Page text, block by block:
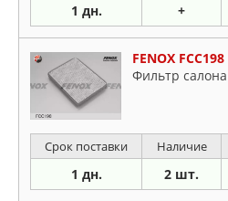
1 дн. +
FENOX FCC198
Фильтр
Срок поставки Наличие
1 дн. 2 шт.